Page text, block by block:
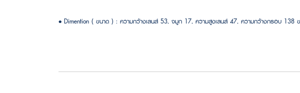
• Dimention ( ขนาด ) : ความกว้างเลนส์ 53, จมูก 17, ความสูงเลนส์ 47, ความกว้างกรอบ 138